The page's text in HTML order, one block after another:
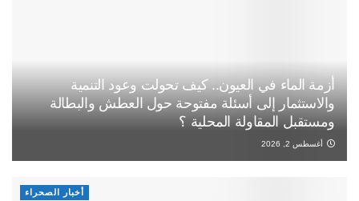
أزمة الماء في العيون.. كيف تحولت وعود التنمية
والاستثمار إلى أسئلة مفتوحة حول العطش والبطالة
ومستقبل المقاولة المحلية ؟
أغسطس 2, 2026
أخبار الصحراء